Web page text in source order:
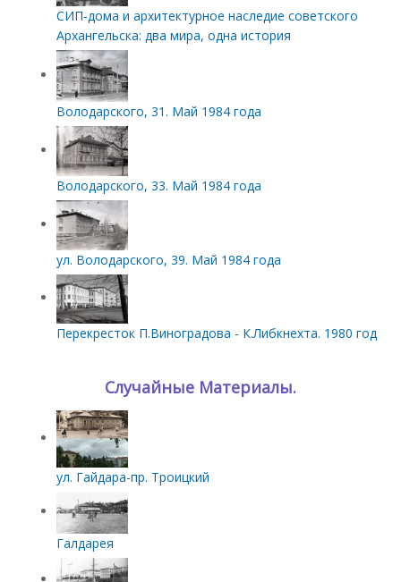
СИП‑дома и архитектурное наследие советского
Архангельска: два мира, одна история
Володарского, 31. Май 1984 года
Володарского, 33. Май 1984 года
ул. Володарского, 39. Май 1984 года
Перекресток П.Виноградова - К.Либкнехта. 1980 год
Случайные Материалы.
ул. Гайдара-пр. Троицкий
Галдарея